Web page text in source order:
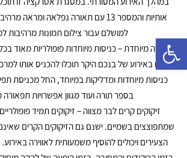
פתח סרגל נגישות
אותיות והמספר 13 עם תאורה נפלאה
למושלם עבור צילום תמונות מרהיבות
כניסה מיוחדת – כניסות מיוחדות פופולריות מאוד
גם באירוע של בנכם היקר תוכלו להכניס אותו
כניסות מיוחדות ומדליקות במיוחד, החל מכניסת
בספר תורה ועוד מגוון אפשרויות תפאורה
זיקוקים קרים לבר מצווה – זיקוקים תמיד
שמתפוצצים בשמיים. ישנם גם הזיקוקים הקרים
הצעירים ויכולים להוסיף משמעותית לאווירה